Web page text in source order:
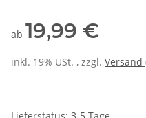
ab 19,99 €
inkl. 19% USt. , zzgl. Versand